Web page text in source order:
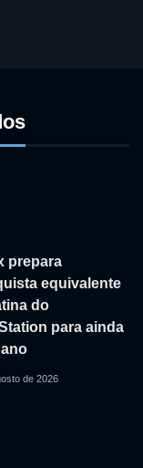
prepara
equivalente
do
para ainda
de 2026